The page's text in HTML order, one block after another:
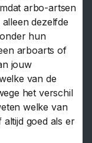
arbo-artsen
dezelfde
hun
arboarts of
jouw
van de
het verschil
welke van
goed als er